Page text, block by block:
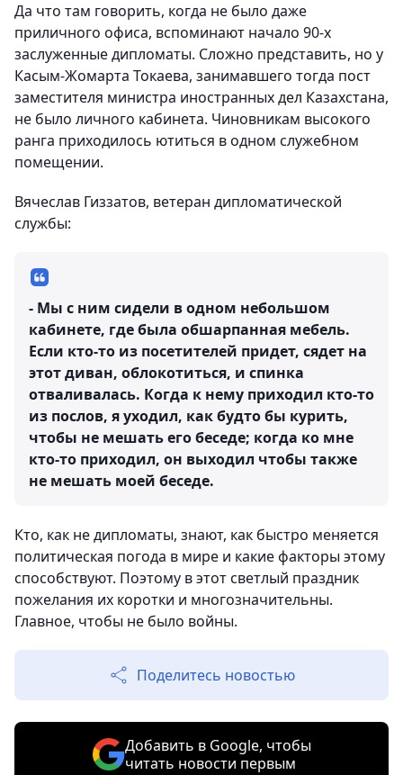
Да что там говорить, когда не было даже
приличного офиса, вспоминают начало 90-х
заслуженные дипломаты. Сложно представить, но у
Касым-Жомарта Токаева, занимавшего тогда пост
заместителя министра иностранных дел Казахстана,
не было личного кабинета. Чиновникам высокого
ранга приходилось ютиться в одном служебном
помещении.
Вячеслав Гиззатов, ветеран дипломатической
службы:
- Мы с ним сидели в одном небольшом
кабинете, где была обшарпанная мебель.
Если кто-то из посетителей придет, сядет на
этот диван, облокотиться, и спинка
отваливалась. Когда к нему приходил кто-то
из послов, я уходил, как будто бы курить,
чтобы не мешать его беседе; когда ко мне
кто-то приходил, он выходил чтобы также
не мешать моей беседе.
Кто, как не дипломаты, знают, как быстро меняется
политическая погода в мире и какие факторы этому
способствуют. Поэтому в этот светлый праздник
пожелания их коротки и многозначительны.
Главное, чтобы не было войны.
Поделитесь новостью
Добавить в Google, чтобы
читать новости первым